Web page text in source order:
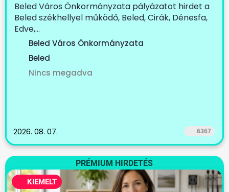
Beled Város Önkormányzata pályázatot hirdet a
Beled székhellyel működő, Beled, Cirák, Dénesfa,
Edve,...
Beled Város Önkormányzata
Beled
Nincs megadva
2026. 08. 07. 6367
PRÉMIUM HIRDETÉS
KIEMELT